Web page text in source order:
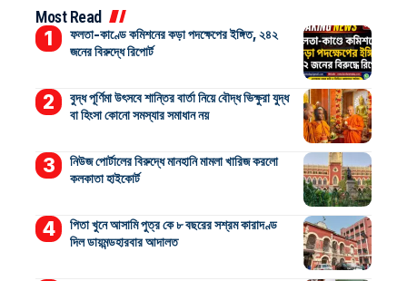
Most Read
ফলতা-কাণ্ডে কমিশনের কড়া পদক্ষেপের ইঙ্গিত, ২৪২
জনের বিরুদ্ধে রিপোর্ট
বুদ্ধ পূর্ণিমা উৎসবে শান্তির বার্তা নিয়ে বৌদ্ধ ভিক্ষুরা যুদ্ধ
বা হিংসা কোনো সমস্যার সমাধান নয়
নিউজ পোর্টালের বিরুদ্ধে মানহানি মামলা খারিজ করলো
কলকাতা হাইকোর্ট
পিতা খুনে আসামি পুত্র কে ৮ বছরের সশ্রম কারাদণ্ড
দিল ডায়মন্ডহারবার আদালত